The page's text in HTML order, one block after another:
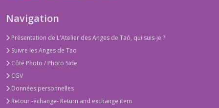
Navigation
Présentation de L'Atelier des Anges de Taó, qui suis-je ?
Suivre les Anges de Tao
Côté Photo / Photo Side
CGV
Données personnelles
Retour -échange- Return and exchange item